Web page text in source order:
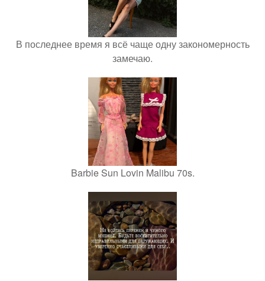
В последнее время я всё чаще одну закономерность
замечаю.
Barbie Sun Lovin Malibu 70s.